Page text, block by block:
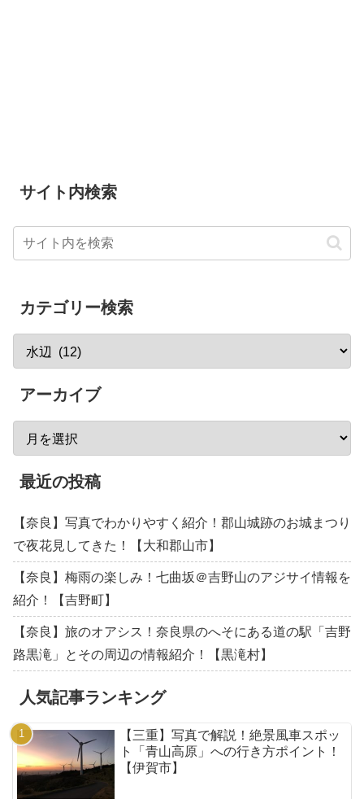
サイト内検索
カテゴリー検索
アーカイブ
最近の投稿
【奈良】写真でわかりやすく紹介！郡山城跡のお城まつり
で夜花見してきた！【大和郡山市】
【奈良】梅雨の楽しみ！七曲坂＠吉野山のアジサイ情報を
紹介！【吉野町】
【奈良】旅のオアシス！奈良県のへそにある道の駅「吉野
路黒滝」とその周辺の情報紹介！【黒滝村】
人気記事ランキング
【三重】写真で解説！絶景風車スポッ
ト「青山高原」への行き方ポイント！
【伊賀市】